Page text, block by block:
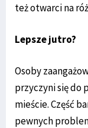
też otwarci na
Lepsze jutro?
Osoby
przyczyni się do
mieście. Część
pewnych